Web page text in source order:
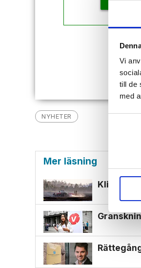
Vi
till de
med
NYHETER
Mer läsning